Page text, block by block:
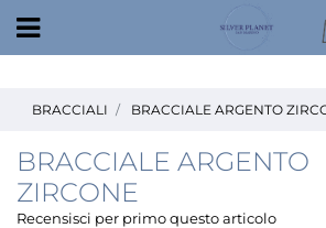
Open
BRACCIALI BRACCIALE ARGENTO
BRACCIALE ARGENTO
ZIRCONE
Recensisci per primo questo articolo